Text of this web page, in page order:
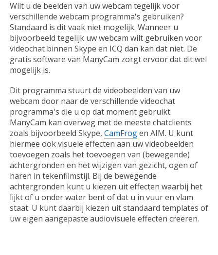
Wilt u de beelden van uw webcam tegelijk voor
verschillende webcam programma's gebruiken?
Standaard is dit vaak niet mogelijk. Wanneer u
bijvoorbeeld tegelijk uw webcam wilt gebruiken voor
videochat binnen Skype en ICQ dan kan dat niet. De
gratis software van ManyCam zorgt ervoor dat dit wel
mogelijk is.
Dit programma stuurt de videobeelden van uw
webcam door naar de verschillende videochat
programma's die u op dat moment gebruikt.
ManyCam kan overweg met de meeste chatclients
zoals bijvoorbeeld Skype, CamFrogen AIM. U kunt
hiermee ook visuele effecten aan uw videobeelden
toevoegen zoals het toevoegen van (bewegende)
achtergronden en het wijzigen van gezicht, ogen of
haren in tekenfilmstijl. Bij de bewegende
achtergronden kunt u kiezen uit effecten waarbij het
lijkt of u onder water bent of dat u in vuur en vlam
staat. U kunt daarbij kiezen uit standaard templates of
uw eigen aangepaste audiovisuele effecten creëren.